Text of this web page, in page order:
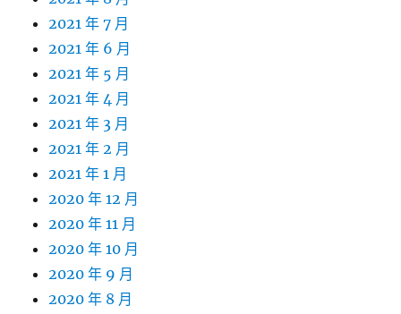
2021 年 7 月
2021 年 6 月
2021 年 5 月
2021 年 4 月
2021 年 3 月
2021 年 2 月
2021 年 1 月
2020 年 12 月
2020 年 11 月
2020 年 10 月
2020 年 9 月
2020 年 8 月